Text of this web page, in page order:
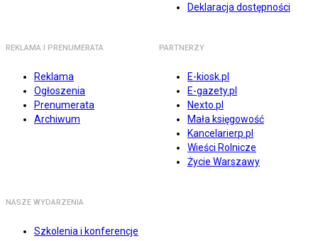
Deklaracja dostępności
REKLAMA I PRENUMERATA
Reklama
Ogłoszenia
Prenumerata
Archiwum
PARTNERZY
E-kiosk.pl
E-gazety.pl
Nexto.pl
Mała księgowość
Kancelarierp.pl
Wieści Rolnicze
Życie Warszawy
NASZE WYDARZENIA
Szkolenia i konferencje